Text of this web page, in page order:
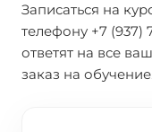
Записаться на
телефону +7
ответят на все
заказ на